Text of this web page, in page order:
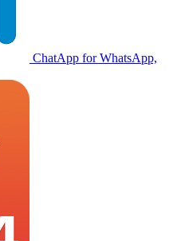
ChatApp for WhatsApp,